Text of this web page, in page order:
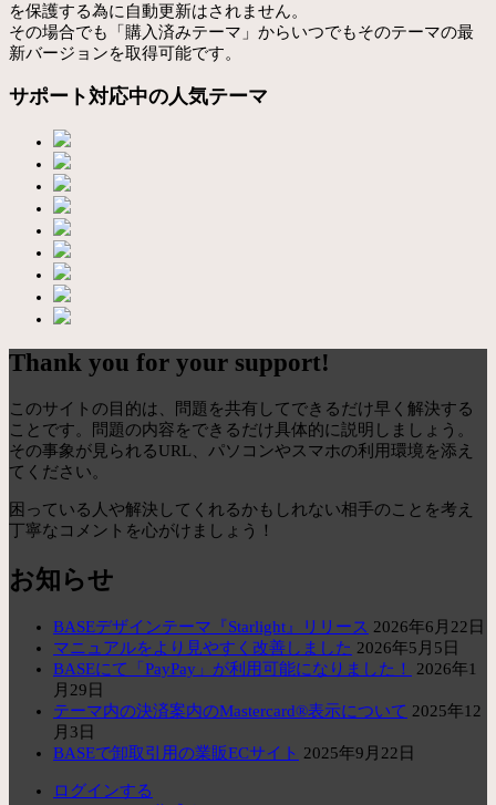
を保護する為に自動更新はされません。
その場合でも「購入済みテーマ」からいつでもそのテーマの最
新バージョンを取得可能です。
サポート対応中の人気テーマ
Thank you for your support!
このサイトの目的は、問題を共有してできるだけ早く解決する
ことです。問題の内容をできるだけ具体的に説明しましょう。
その事象が見られるURL、パソコンやスマホの利用環境を添え
てください。
困っている人や解決してくれるかもしれない相手のことを考え
丁寧なコメントを心がけましょう！
お知らせ
BASEデザインテーマ『Starlight』リリース 2026年6月22日
マニュアルをより見やすく改善しました 2026年5月5日
BASEにて「PayPay」が利用可能になりました！
2026年1
月29日
テーマ内の決済案内のMastercard®表示について 2025年12
月3日
BASEで卸取引用の業販ECサイト 2025年9月22日
ログインする